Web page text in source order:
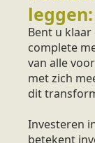
leggen:
Bent u
complete
van alle
met zich
dit
Investeren
betekent